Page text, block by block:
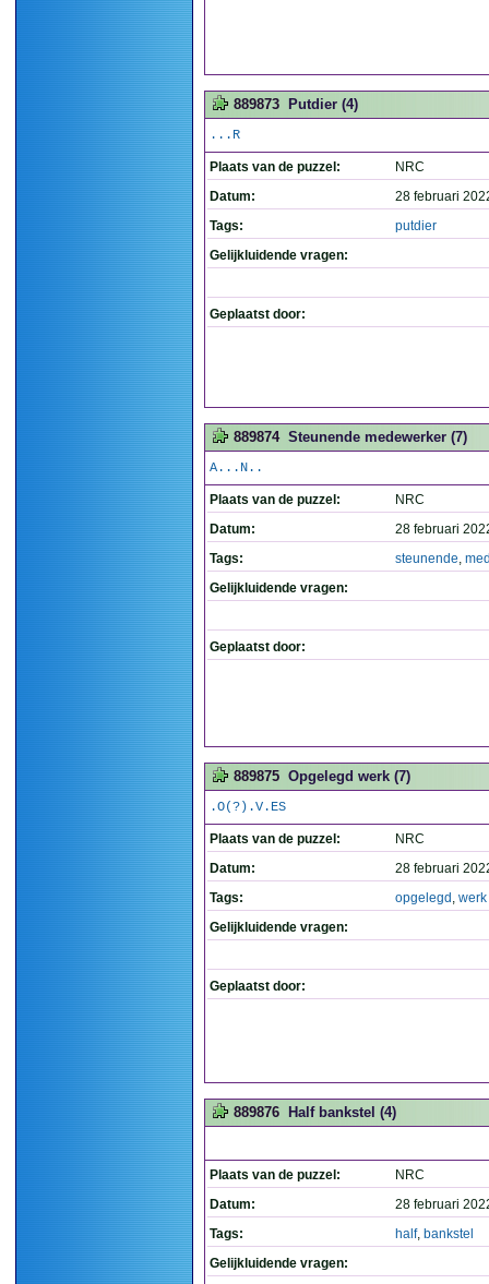
889873 Putdier (4)
...R
Plaats van de puzzel:
NRC
Datum:
28 februari
Tags:
putdier
Gelijkluidende vragen:
Geplaatst door:
889874 Steunende medewerker (7)
A...N..
Plaats van de puzzel:
NRC
Datum:
28 februari
Tags:
steunende,
Gelijkluidende vragen:
Geplaatst door:
889875 Opgelegd werk (7)
.O(?).V.ES
Plaats van de puzzel:
NRC
Datum:
28 februari
Tags:
opgelegd , werk
Gelijkluidende vragen:
Geplaatst door:
889876 Half bankstel (4)
Plaats van de puzzel:
NRC
Datum:
28 februari
Tags:
half, bankstel
Gelijkluidende vragen: